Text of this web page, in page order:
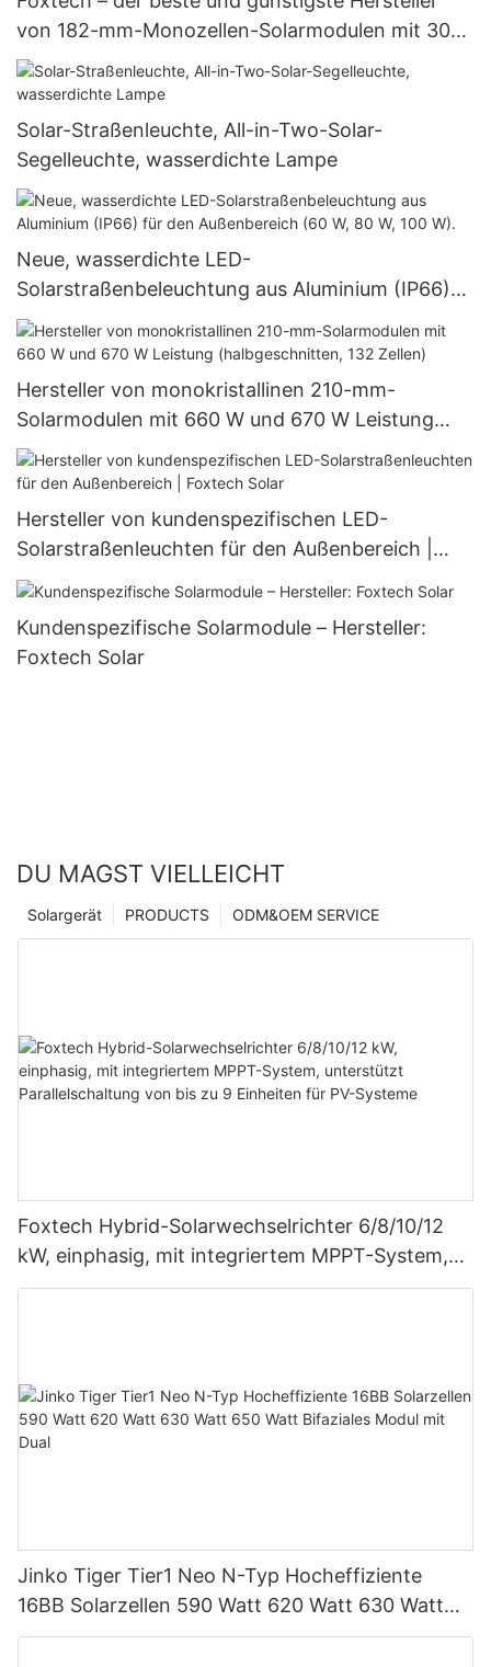
von 182-mm-Monozellen-Solarmodulen mit 300
W, 360 W und 400 W.
Solar-Straßenleuchte, All-in-Two-Solar-
Segelleuchte, wasserdichte Lampe
Neue, wasserdichte LED-
Solarstraßenbeleuchtung aus Aluminium (IP66)
für den Außenbereich (60 W, 80 W, 100 W).
Hersteller von monokristallinen 210-mm-
Solarmodulen mit 660 W und 670 W Leistung
(halbgeschnitten, 132 Zellen)
Hersteller von kundenspezifischen LED-
Solarstraßenleuchten für den Außenbereich |
Foxtech Solar
Kundenspezifische Solarmodule – Hersteller:
Foxtech Solar
DU MAGST VIELLEICHT
ODM&OEM SERVICE
PRODUCTS
Solargerät
Foxtech Hybrid-Solarwechselrichter 6/8/10/12
kW, einphasig, mit integriertem MPPT-System,
unterstützt Parallelschaltung von bis zu 9
Jinko Tiger Tier1 Neo N-Typ Hocheffiziente
16BB Solarzellen 590 Watt 620 Watt 630 Watt
650 Watt Bifaziales Modul mit Dual